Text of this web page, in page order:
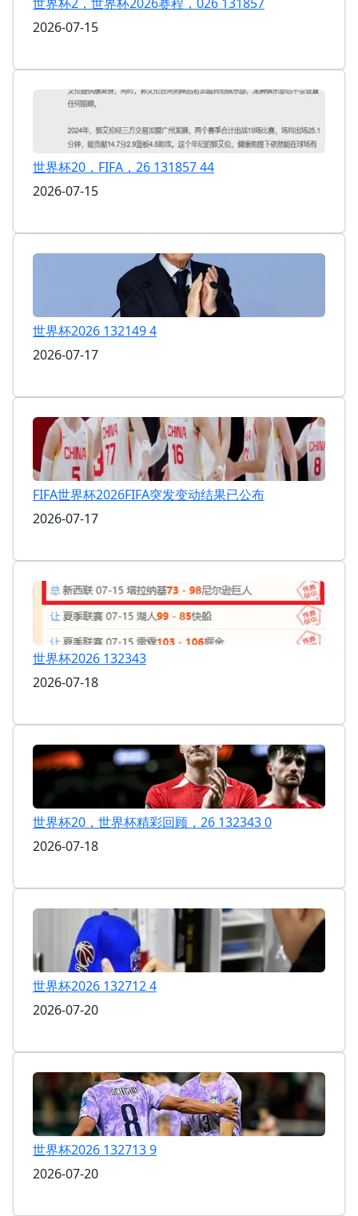
2026-07-15
世界杯20，FIFA，26 131857 44
2026-07-15
世界杯2026 132149 4
2026-07-17
FIFA世界杯2026FIFA突发变动结果已公布
2026-07-17
世界杯2026 132343
2026-07-18
世界杯20，世界杯精彩回顾，26 132343 0
2026-07-18
世界杯2026 132712 4
2026-07-20
世界杯2026 132713 9
2026-07-20